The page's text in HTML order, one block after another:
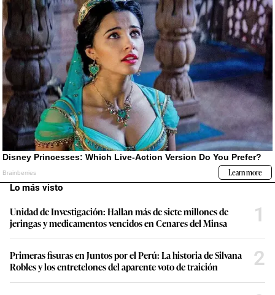
Lo más visto
Unidad de Investigación: Hallan más de siete millones de
jeringas y medicamentos vencidos en Cenares del Minsa
1
Primeras fisuras en Juntos por el Perú: La historia de Silvana
Robles y los entretelones del aparente voto de traición
2